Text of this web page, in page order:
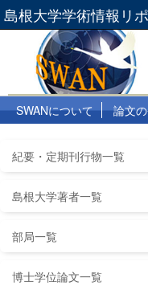
島根大学学術情報リ
SWANについて 論文
紀要・定期刊行物一覧
島根大学著者一覧
部局一覧
博士学位論文一覧